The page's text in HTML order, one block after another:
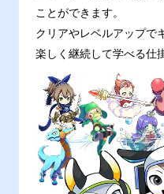
ことができます。
クリアやレベルアップで
楽しく継続して学べる仕